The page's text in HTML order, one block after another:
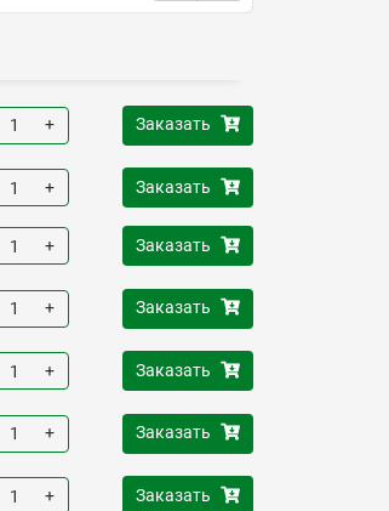
+ Заказать
+ Заказать
+ Заказать
+ Заказать
+ Заказать
+ Заказать
+ Заказать